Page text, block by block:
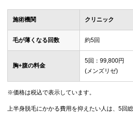
施術機関 クリニック
毛が薄くなる回数 約5回
胸+腹の料金
5回：99,800円
(メンズリゼ)
※価格は税込で表示しています。
上半身脱毛にかかる費用を抑えたい人は、5回